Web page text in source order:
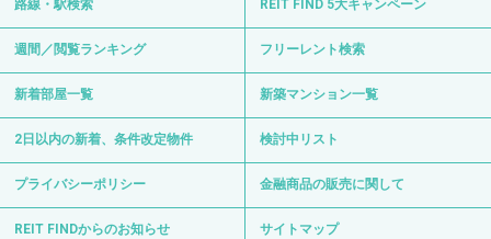
路線・駅検索 REIT FIND 5大キャンペーン
週間／閲覧ランキング フリーレント検索
新着部屋一覧 新築マンション一覧
2日以内の新着、条件改定物件 検討中リスト
プライバシーポリシー 金融商品の販売に関して
REIT FINDからのお知らせ サイトマップ